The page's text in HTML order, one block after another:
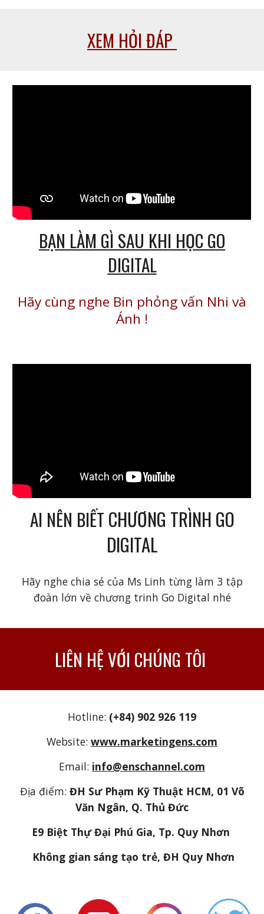
XEM HỎI ĐÁP
BẠN LÀM GÌ SAU KHI HỌC GO
DIGITAL
Hãy cùng nghe Bin phỏng vấn Nhi và
Ánh !
AI NÊN BIẾT CHƯƠNG TRÌNH GO
DIGITAL
Hãy nghe chia sẻ của Ms Linh từng làm 3 tập
đoàn lớn về chương trinh Go Digital nhé
LIÊN HỆ VỚI CHÚNG TÔI
Hotline: (+84) 902 926 119
Website: www.marketingens.com
Email: info@enschannel.com
Địa điểm: ĐH Sư Phạm Kỹ Thuật HCM, 01 Võ
Văn Ngân, Q. Thủ Đức
E9 Biệt Thự Đại Phú Gia, Tp. Quy Nhơn
Không gian sáng tạo trẻ, ĐH Quy Nhơn